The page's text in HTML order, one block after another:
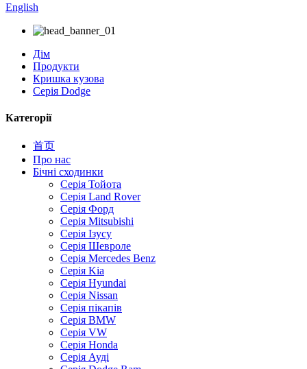
English
Дім
Продукти
Кришка кузова
Серія Dodge
Категорії
首页
Про нас
Бічні сходинки
Серія Тойота
Серія Land Rover
Серія Форд
Серія Mitsubishi
Серія Ізусу
Серія Шевроле
Серія Mercedes Benz
Серія Kia
Серія Hyundai
Серія Nissan
Серія пікапів
Серія BMW
Серія VW
Серія Honda
Серія Ауді